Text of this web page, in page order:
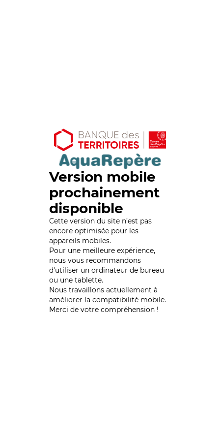
Version mobile
prochainement
disponible
Cette version du site n’est pas
encore optimisée pour les
appareils mobiles.
Pour une meilleure expérience,
nous vous recommandons
d'utiliser un ordinateur de bureau
ou une tablette.
Nous travaillons actuellement à
améliorer la compatibilité mobile.
Merci de votre compréhension !